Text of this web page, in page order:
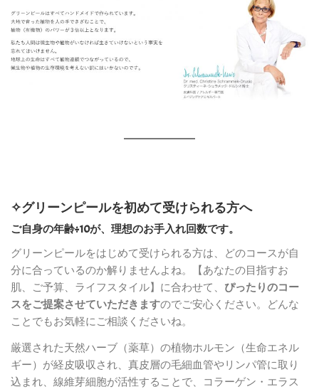
✧グリーンピールを初めて受けられる方へ
ご自身の年齢÷10が、理想のお手入れ回数です。
グリーンピールをはじめて受けられる方は、どのコースが自
分に合っているのか解りませんよね。【あなたの目指すお
肌、ご予算、ライフスタイル】に合わせて、 ぴったりのコー
スをご提案させていただきますのでご安心ください。どんな
ことでもお気軽にご相談くださいね。
厳選された天然ハーブ（薬草）の植物ホルモン（生命エネル
ギー）が経皮吸収され、真皮層の毛細血管やリンパ管に取り
込まれ、線維芽細胞が活性することで、コラーゲン・エラス